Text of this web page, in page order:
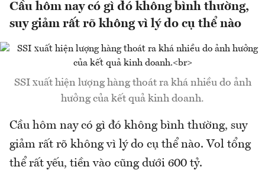
Cầu hôm nay có gì đó không bình thường,
suy giảm rất rõ không vì lý do cụ thể nào
SSI xuất hiện lượng hàng thoát ra khá nhiều do ảnh
hưởng của kết quả kinh doanh.
Cầu hôm nay có gì đó không bình thường, suy
giảm rất rõ không vì lý do cụ thể nào. Vol tổng
thể rất yếu, tiền vào cũng dưới 600 tỷ.